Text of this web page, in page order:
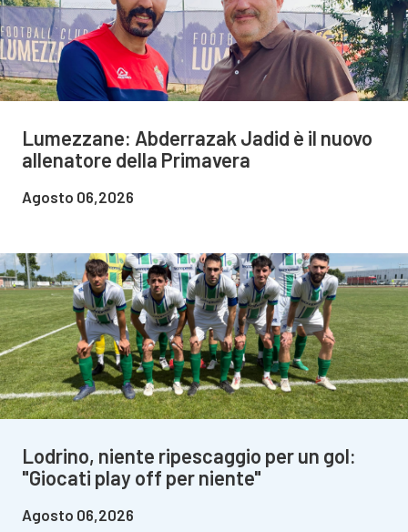
Lumezzane: Abderrazak Jadid è il nuovo
allenatore della Primavera
Agosto 06,2026
Lodrino, niente ripescaggio per un gol:
"Giocati play off per niente"
Agosto 06,2026